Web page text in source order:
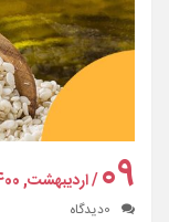
09/ اردیبهشت, 1400
دیدگاه